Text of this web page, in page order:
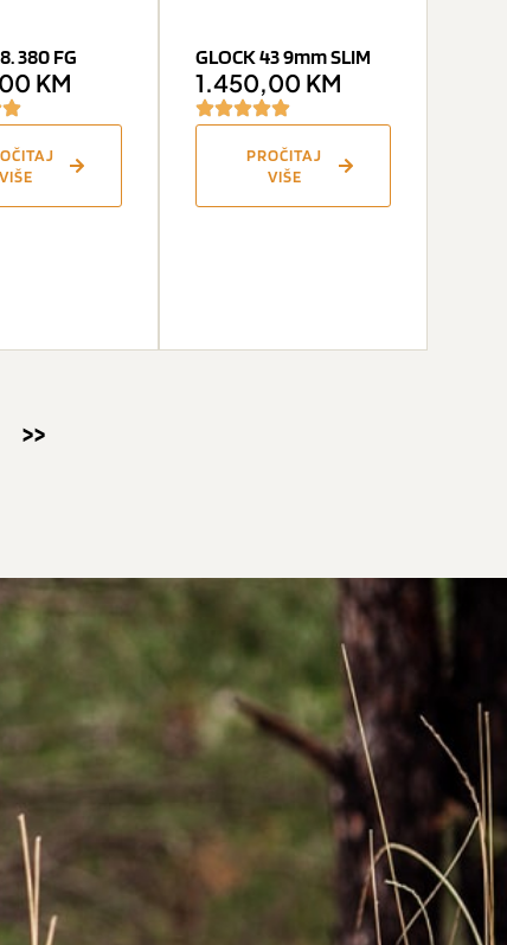
380 FG
KM
VIŠE
GLOCK 43 9mm SLIM
1.450,00 KM
PROČITAJ
VIŠE
>>